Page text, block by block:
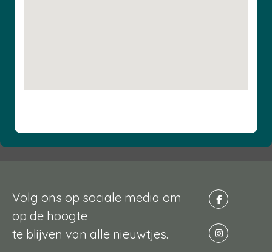
Volg ons op sociale media om
op de hoogte
te blijven van alle nieuwtjes.